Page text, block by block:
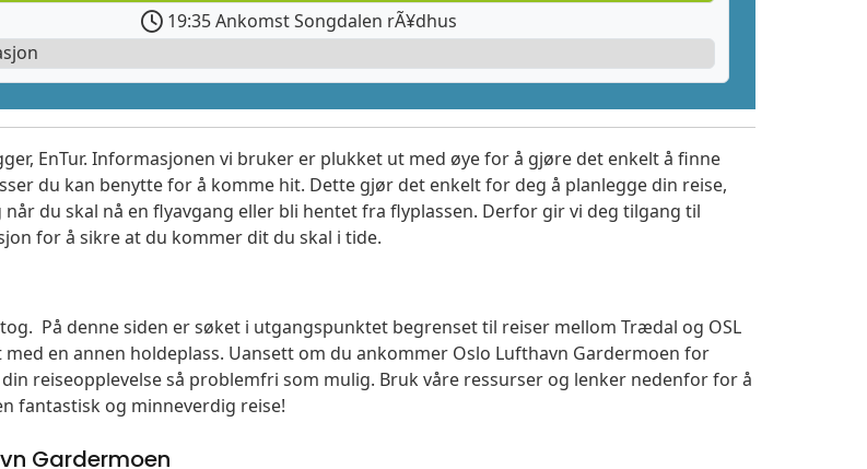
19:35 Ankomst Songdalen rÃ¥dhus
EnTur. Informasjonen vi bruker er plukket ut med øye for å gjøre det enkelt å finne
du kan benytte for å komme hit. Dette gjør det enkelt for deg å planlegge din reise,
du skal nå en flyavgang eller bli hentet fra flyplassen. Derfor gir vi deg tilgang til
for å sikre at du kommer dit du skal i tide.
På denne siden er søket i utgangspunktet begrenset til reiser mellom Trædal og OSL
en annen holdeplass. Uansett om du ankommer Oslo Lufthavn Gardermoen for
reiseopplevelse så problemfri som mulig. Bruk våre ressurser og lenker nedenfor for å
fantastisk og minneverdig reise!
Gardermoen